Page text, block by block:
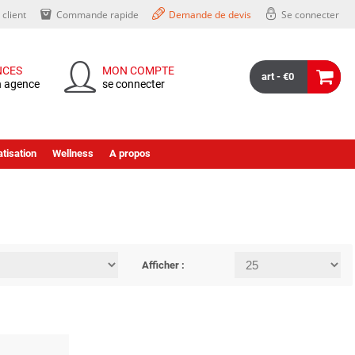
client Commande rapide Demande de devis Se connecter
agence
MON COMPTE
se connecter
art - €0
Wellness A propos
Afficher :